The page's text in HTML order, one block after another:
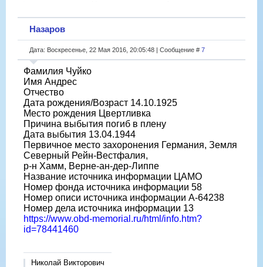
Назаров
Дата: Воскресенье, 22 Мая 2016, 20:05:48 | Сообщение # 7
Фамилия Чуйко
Имя Андрес
Отчество
Дата рождения/Возраст 14.10.1925
Место рождения Цвертливка
Причина выбытия погиб в плену
Дата выбытия 13.04.1944
Первичное место захоронения Германия, Земля
Северный Рейн-Вестфалия,
р-н Хамм, Верне-ан-дер-Липпе
Название источника информации ЦАМО
Номер фонда источника информации 58
Номер описи источника информации A-64238
Номер дела источника информации 13
https://www.obd-memorial.ru/html/info.htm?
id=78441460
Николай Викторович